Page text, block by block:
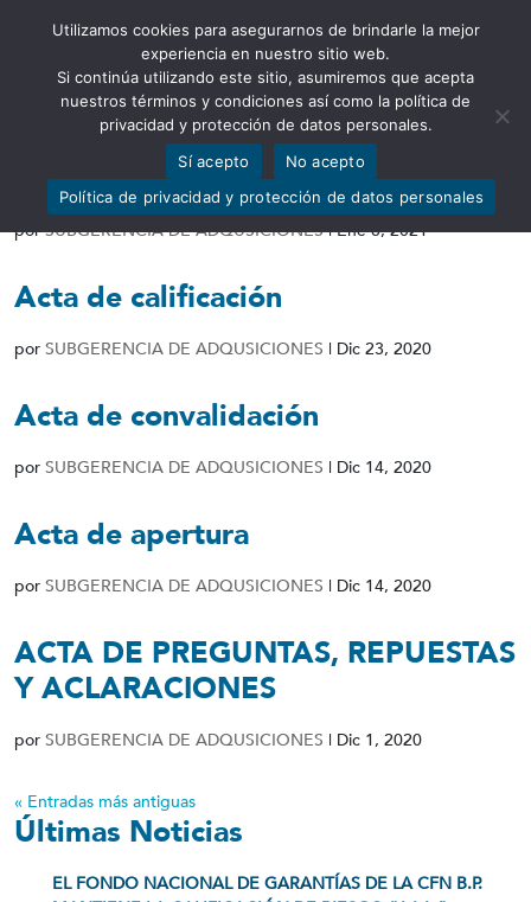
Abrir barra de herramientas
Resolución de desierto
porSUBGERENCIA DE ADQUSICIONES|Ene 8, 2021
Acta de calificación
por SUBGERENCIA DE ADQUSICIONES | Dic 23, 2020
Acta de convalidación
por SUBGERENCIA DE ADQUSICIONES | Dic 14, 2020
Acta de apertura
por SUBGERENCIA DE ADQUSICIONES | Dic 14, 2020
ACTA DE PREGUNTAS, REPUESTAS
Y ACLARACIONES
por SUBGERENCIA DE ADQUSICIONES | Dic 1, 2020
« Entradas más antiguas
Últimas Noticias
EL FONDO NACIONAL DE GARANTÍAS DE LA CFN B.P.
Utilizamos cookies para asegurarnos de brindarle la mejor
experiencia en nuestro sitio web.
Si continúa utilizando este sitio, asumiremos que acepta
nuestros términos y condiciones así como la política de
privacidad y protección de datos personales.
Sí acepto
No acepto
Política de privacidad y protección de datos personales